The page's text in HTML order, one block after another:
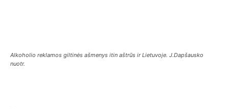
Alkoholio reklamos giltinės ašmenys itin aštrūs ir Lietuvoje. J.Dapšausko
nuotr.